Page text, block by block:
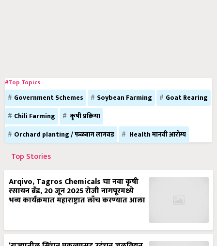
#Top Topics
Government Schemes Soybean Farming
Goat Rearing
Chili Farming
कृषी प्रक्रिया
Orchard planting / फळबाग लागवड
Health मानवी आरोग्य
Top Stories
Arqivo, Tagros Chemicals चा नवा कृषी
रसायन ब्रँड, 20 जून 2025 रोजी नागपूरमध्ये
भव्य कार्यक्रमात महाराष्ट्रात लाँच करण्यात आला